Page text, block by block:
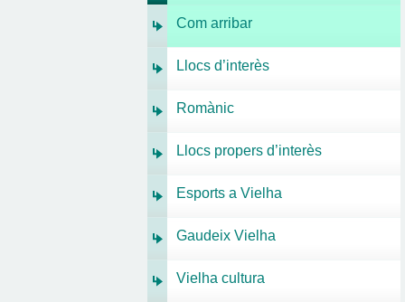
Com arribar
Llocs d’interès
Romànic
Llocs propers d’interès
Esports a Vielha
Gaudeix Vielha
Vielha cultura